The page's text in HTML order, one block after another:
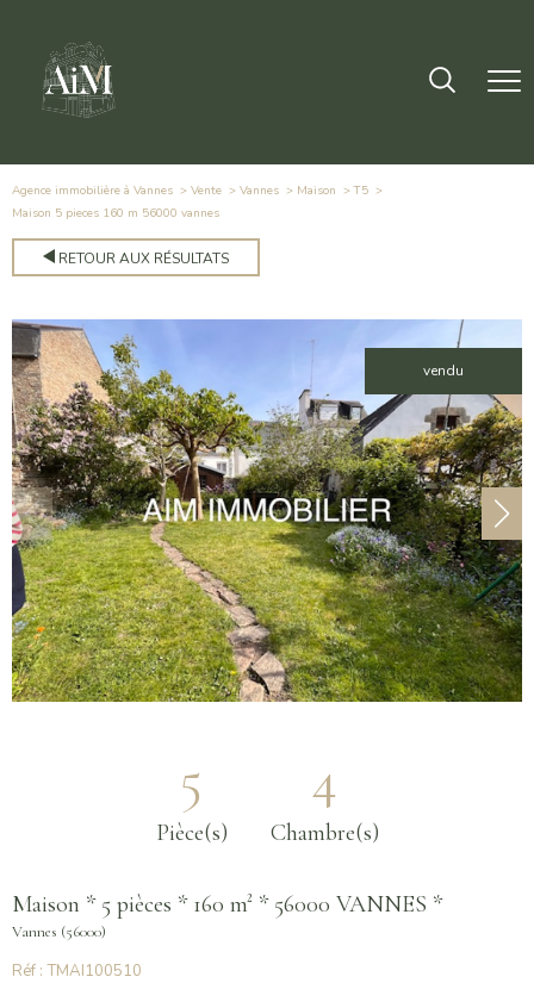
Agence immobilière à Vannes Vente Vannes Maison
T5
maison 5 pieces 160 m 56000 vannes
RETOUR AUX RÉSULTATS
vendu
5
Pièce(s)
4
Chambre(s)
Maison * 5 pièces * 160 m² * 56000 VANNES *
Vannes (56000)
Réf : TMAI100510